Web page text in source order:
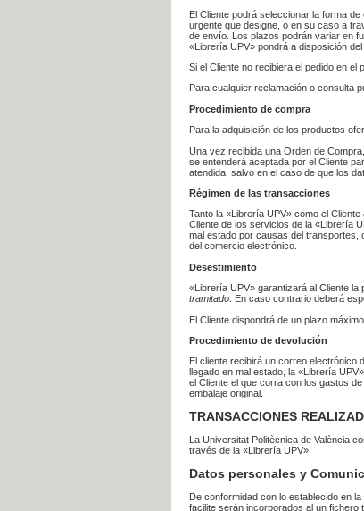
El Cliente podrá seleccionar la forma
urgente que designe, o en su caso a
de envío. Los plazos podrán variar en
«Librería UPV» pondrá a disposición
Si el Cliente no recibiera el pedido en
Para cualquier reclamación o consulta
Procedimiento de compra
Para la adquisición de los productos
Una vez recibida una Orden de
se entenderá aceptada por el Cliente
atendida, salvo en el caso de que los
Régimen de las transacciones
Tanto la «Librería UPV» como el
Cliente de los servicios de la «Librería
mal estado por causas del transportes,
del comercio electrónico.
Desestimiento
«Librería UPV» garantizará al Cliente
tramitado . En caso contrario deberá
El Cliente dispondrá de un plazo
Procedimiento de devolución
El cliente recibirá un correo
llegado en mal estado, la «Librería
el Cliente el que corra con los gastos
embalaje original.
TRANSACCIONES
La Universitat Politècnica de València
través de la «Librería UPV».
Datos personales y
De conformidad con lo establecido en
facilite serán incorporados al un fichero